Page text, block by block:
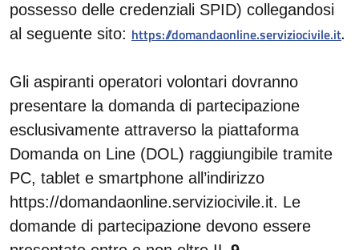
possesso delle credenziali SPID) collegandosi
al seguente sito: https://domandaonline.serviziocivile.it.
Gli aspiranti operatori volontari dovranno
presentare la domanda di partecipazione
esclusivamente attraverso la piattaforma
Domanda on Line (DOL) raggiungibile tramite
PC, tablet e smartphone all’indirizzo
https://domandaonline.serviziocivile.it. Le
domande di partecipazione devono essere